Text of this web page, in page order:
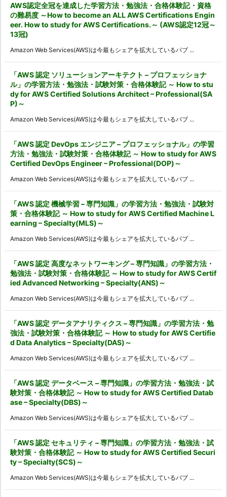
AWS認定全冠を達成した学習方法・勉強法・合格体験記・資格
の難易度 ～How to become an ALL AWS Certifications Engin
eer. How to study for AWS Certifications.～ (AWS認定12冠～
13冠)
Amazon Web Services(AWS)は今最もシェアを拡大しているパブ ...
「AWS 認定 ソリューションアーキテクト – プロフェッショナ
ル」の学習方法・勉強法・試験対策・合格体験記 ～ How to stu
dy for AWS Certified Solutions Architect – Professional(SA
P)～
Amazon Web Services(AWS)は今最もシェアを拡大しているパブ ...
「AWS 認定 DevOps エンジニア – プロフェッショナル」の学習
方法・勉強法・試験対策・合格体験記 ～ How to study for AWS
Certified DevOps Engineer – Professional(DOP)～
Amazon Web Services(AWS)は今最もシェアを拡大しているパブ ...
「AWS 認定 機械学習 – 専門知識」の学習方法・勉強法・試験対
策・合格体験記 ～ How to study for AWS Certified Machine L
earning – Specialty(MLS)～
Amazon Web Services(AWS)は今最もシェアを拡大しているパブ ...
「AWS 認定 高度なネットワーキング – 専門知識」の学習方法・
勉強法・試験対策・合格体験記 ～ How to study for AWS Certif
ied Advanced Networking – Specialty(ANS)～
Amazon Web Services(AWS)は今最もシェアを拡大しているパブ ...
「AWS 認定 データアナリティクス – 専門知識」の学習方法・勉
強法・試験対策・合格体験記 ～ How to study for AWS Certifie
d Data Analytics – Specialty(DAS)～
Amazon Web Services(AWS)は今最もシェアを拡大しているパブ ...
「AWS 認定 データベース – 専門知識」の学習方法・勉強法・試
験対策・合格体験記 ～ How to study for AWS Certified Datab
ase – Specialty(DBS)～
Amazon Web Services(AWS)は今最もシェアを拡大しているパブ ...
「AWS 認定 セキュリティ – 専門知識」の学習方法・勉強法・試
験対策・合格体験記 ～ How to study for AWS Certified Securi
ty – Specialty(SCS)～
Amazon Web Services(AWS)は今最もシェアを拡大しているパブ ...